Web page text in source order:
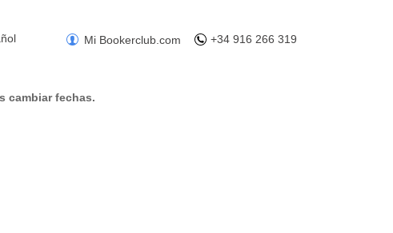
+34 916 266 319
Mi Bookerclub.com
cambiar fechas.